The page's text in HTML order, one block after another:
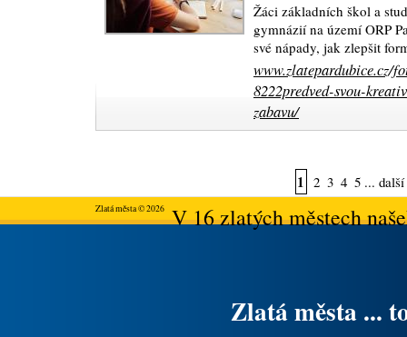
Žáci základních škol a
gymnázií na území ORP
své nápady, jak zlepšit
www.zlatepardubice.cz/
8222predved-svou-
zabavu/
1 2 3 4 5 ... další
Zlatá města © 2026V 16 zlatých městech
Zlatá města ...